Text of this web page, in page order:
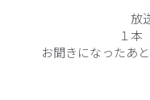
放
１本
お聞きになったあ